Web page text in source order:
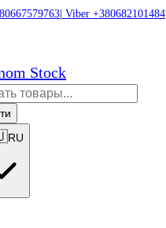
Viber +380682101484
Stock
RU